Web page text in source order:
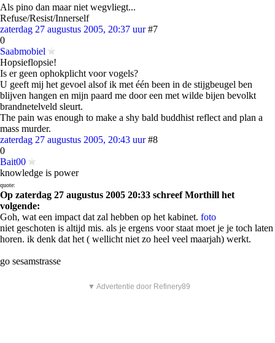
Als pino dan maar niet wegvliegt...
Refuse/Resist/Innerself
zaterdag 27 augustus 2005, 20:37 uur #7
0
Saabmobiel
Hopsieflopsie!
Is er geen ophokplicht voor vogels?
U geeft mij het gevoel alsof ik met één been in de stijgbeugel ben
blijven hangen en mijn paard me door een met wilde bijen bevolkt
brandnetelveld sleurt.
The pain was enough to make a shy bald buddhist reflect and plan a
mass murder.
zaterdag 27 augustus 2005, 20:43 uur #8
0
Bait00
knowledge is power
quote:
Op zaterdag 27 augustus 2005 20:33 schreef Morthill het
volgende:
Goh, wat een impact dat zal hebben op het kabinet. foto
niet geschoten is altijd mis. als je ergens voor staat moet je je toch laten
horen. ik denk dat het ( wellicht niet zo heel veel maarjah) werkt.
go sesamstrasse
▼ Advertentie door Refinery89